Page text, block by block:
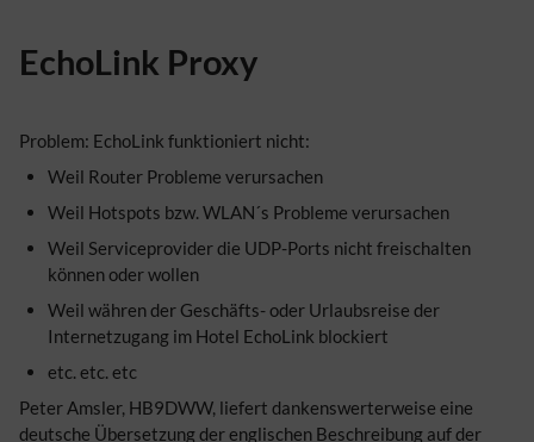
EchoLink Proxy
Problem: EchoLink funktioniert nicht:
Weil Router Probleme verursachen
Weil Hotspots bzw. WLAN´s Probleme verursachen
Weil Serviceprovider die UDP-Ports nicht freischalten
können oder wollen
Weil währen der Geschäfts- oder Urlaubsreise der
Internetzugang im Hotel EchoLink blockiert
etc. etc. etc
Peter Amsler, HB9DWW, liefert dankenswerterweise eine
deutsche Übersetzung der englischen Beschreibung auf der